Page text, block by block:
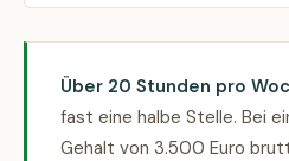
Über 20 Stunden pro
fast eine halbe Stelle. Bei
Gehalt von 3.500 Euro